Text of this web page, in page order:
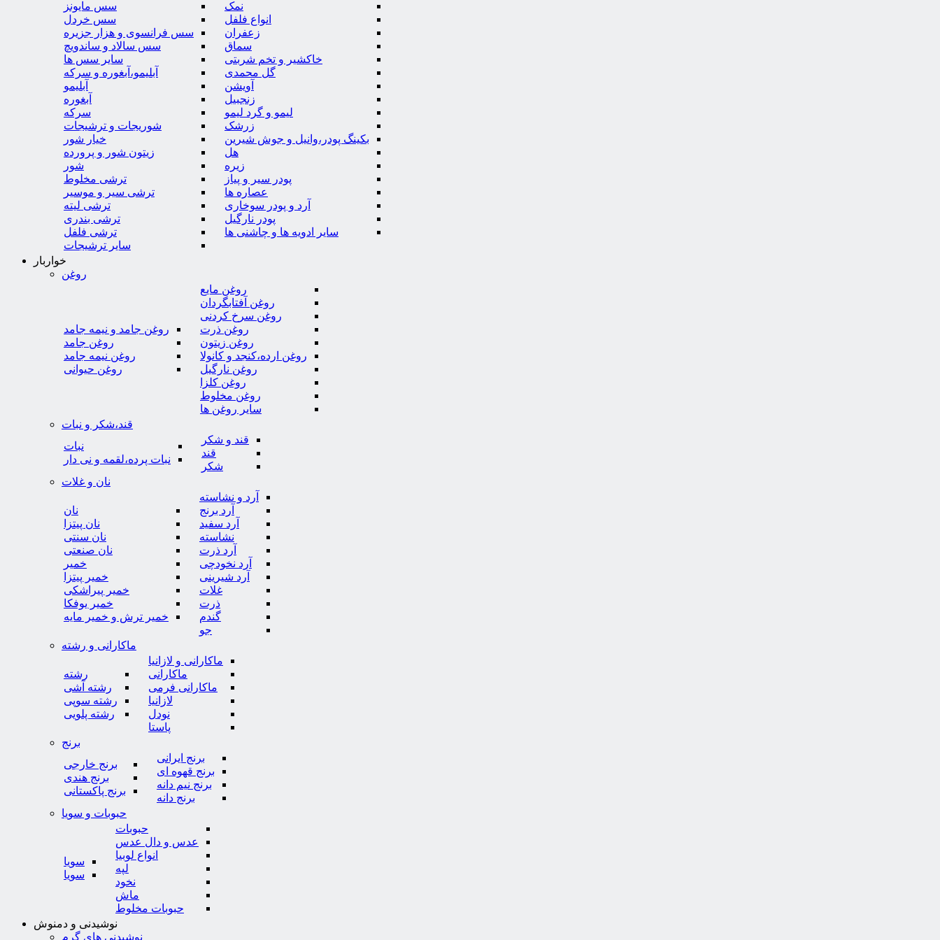
نمک
انواع فلفل
زعفران
سماق
خاکشیر و تخم شربتی
گل محمدی
آویشن
زنجبیل
لیمو و گرد لیمو
زرشک
بکینگ پودر،وانیل و جوش شیرین
هل
زیره
پودر سیر و پیاز
عصاره ها
آرد و پودر سوخاری
پودر نارگیل
سایر ادویه ها و چاشنی ها
سس مایونز
سس خردل
سس فرانسوی و هزار جزیره
سس سالاد و ساندویچ
سایر سس ها
آبلیمو،آبغوره و سرکه
آبلیمو
آبغوره
سرکه
شوریجات و ترشیجات
خیار شور
زیتون شور و پرورده
شور
ترشی مخلوط
ترشی سیر و موسیر
ترشی لیته
ترشی بندری
ترشی فلفل
سایر ترشیجات
خواربار
روغن
روغن مایع
روغن آفتابگردان
روغن سرخ کردنی
روغن ذرت
روغن زیتون
روغن ارده،کنجد و کانولا
روغن نارگیل
روغن کلزا
روغن مخلوط
سایر روغن ها
روغن جامد و نیمه جامد
روغن جامد
روغن نیمه جامد
روغن حیوانی
قند،شکر و نبات
قند و شکر
قند
شکر
نبات
نبات پرده،لقمه و نی دار
نان و غلات
آرد و نشاسته
آرد برنج
آرد سفید
نشاسته
آرد ذرت
آرد نخودچی
آرد شیرینی
غلات
ذرت
گندم
جو
نان
نان پیتزا
نان سنتی
نان صنعتی
خمیر
خمیر پیتزا
خمیر پیراشکی
خمیر یوفکا
خمیر ترش و خمیر مایه
ماکارانی و رشته
ماکارانی و لازانیا
ماکارانی
ماکارانی فرمی
لازانیا
نودل
پاستا
رشته
رشته آشی
رشته سوپی
رشته پلویی
برنج
برنج ایرانی
برنج قهوه ای
برنج نیم دانه
برنج دانه
برنج خارجی
برنج هندی
برنج پاکستانی
حبوبات و سویا
حبوبات
عدس و دال عدس
انواع لوبیا
لپه
نخود
ماش
حبوبات مخلوط
سویا
سویا
نوشیدنی و دمنوش
نوشیدنی های گرم